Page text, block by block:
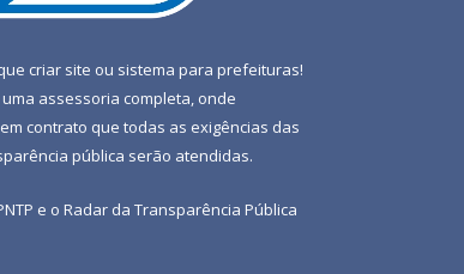
criar site ou sistema para prefeituras!
assessoria completa, onde
contrato que todas as exigências das
pública serão atendidas.
e o Radar da Transparência Pública